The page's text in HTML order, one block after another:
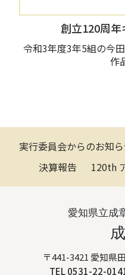
創立120周
令和3年度3年5組の今
作
実行委員会からのお知
決算報告
120th
愛知県立成
〒441-3421 愛知県
TEL 0531-22-